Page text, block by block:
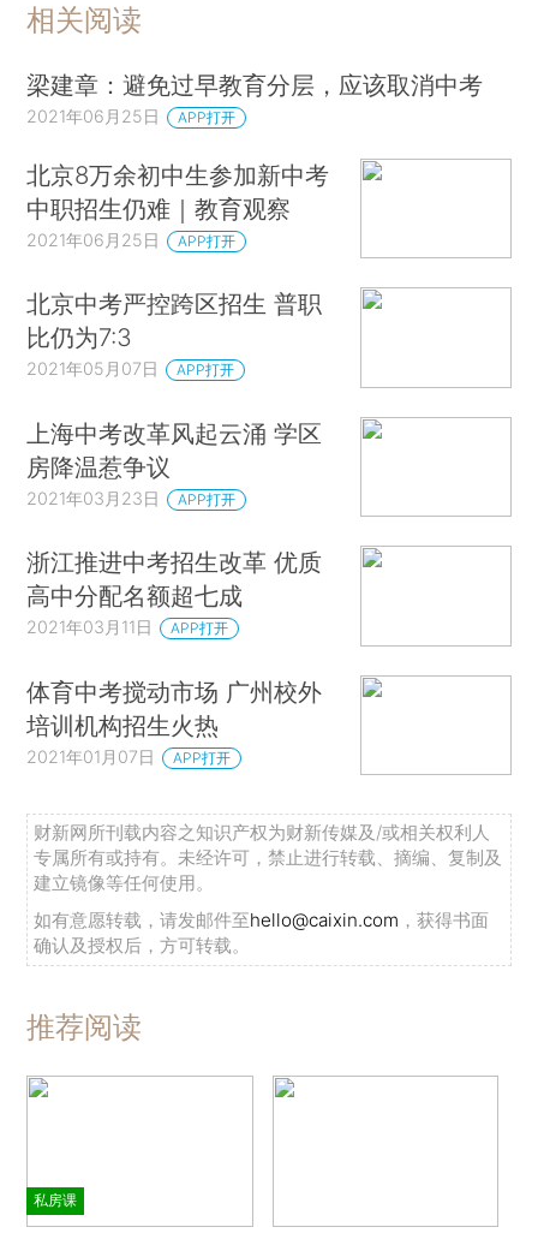
相关阅读
梁建章：避免过早教育分层，应该取消中考
2021年06月25日 APP打开
北京8万余初中生参加新中考
中职招生仍难｜教育观察
2021年06月25日 APP打开
北京中考严控跨区招生 普职
比仍为7:3
2021年05月07日 APP打开
上海中考改革风起云涌 学区
房降温惹争议
2021年03月23日 APP打开
浙江推进中考招生改革 优质
高中分配名额超七成
2021年03月11日 APP打开
体育中考搅动市场 广州校外
培训机构招生火热
2021年01月07日 APP打开
财新网所刊载内容之知识产权为财新传媒及/或相关权利人
专属所有或持有。未经许可，禁止进行转载、摘编、复制及
建立镜像等任何使用。
如有意愿转载，请发邮件至hello@caixin.com ，获得书面
确认及授权后，方可转载。
推荐阅读
私房课